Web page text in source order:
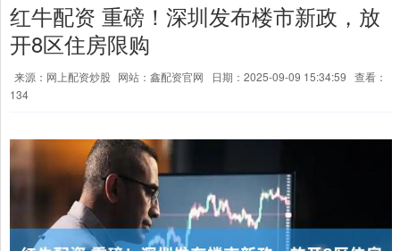
红牛配资 重磅！深圳发布楼市新政，放
开8区住房限购
来源：网上配资炒股 网站：鑫配资官网 日期：2025-09-09 15:34:59 查看：
134